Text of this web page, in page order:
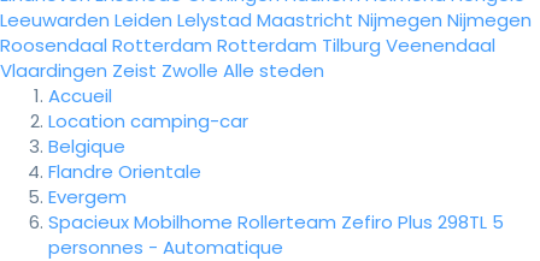
Leeuwarden Leiden Lelystad Maastricht Nijmegen Nijmegen
Roosendaal Rotterdam Rotterdam Tilburg Veenendaal
Vlaardingen Zeist Zwolle Alle steden
Accueil
Location camping-car
Belgique
Flandre Orientale
Evergem
Spacieux Mobilhome Rollerteam Zefiro Plus 298TL 5
personnes - Automatique